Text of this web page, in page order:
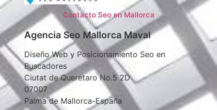
Contacto Seo en Mallorca
Agencia Seo Mallorca Maval
Diseño Web y Posicionamiento Seo en
Buscadores
Ciutat de Queretaro No.5 2D
07007
Palma de Mallorca-España